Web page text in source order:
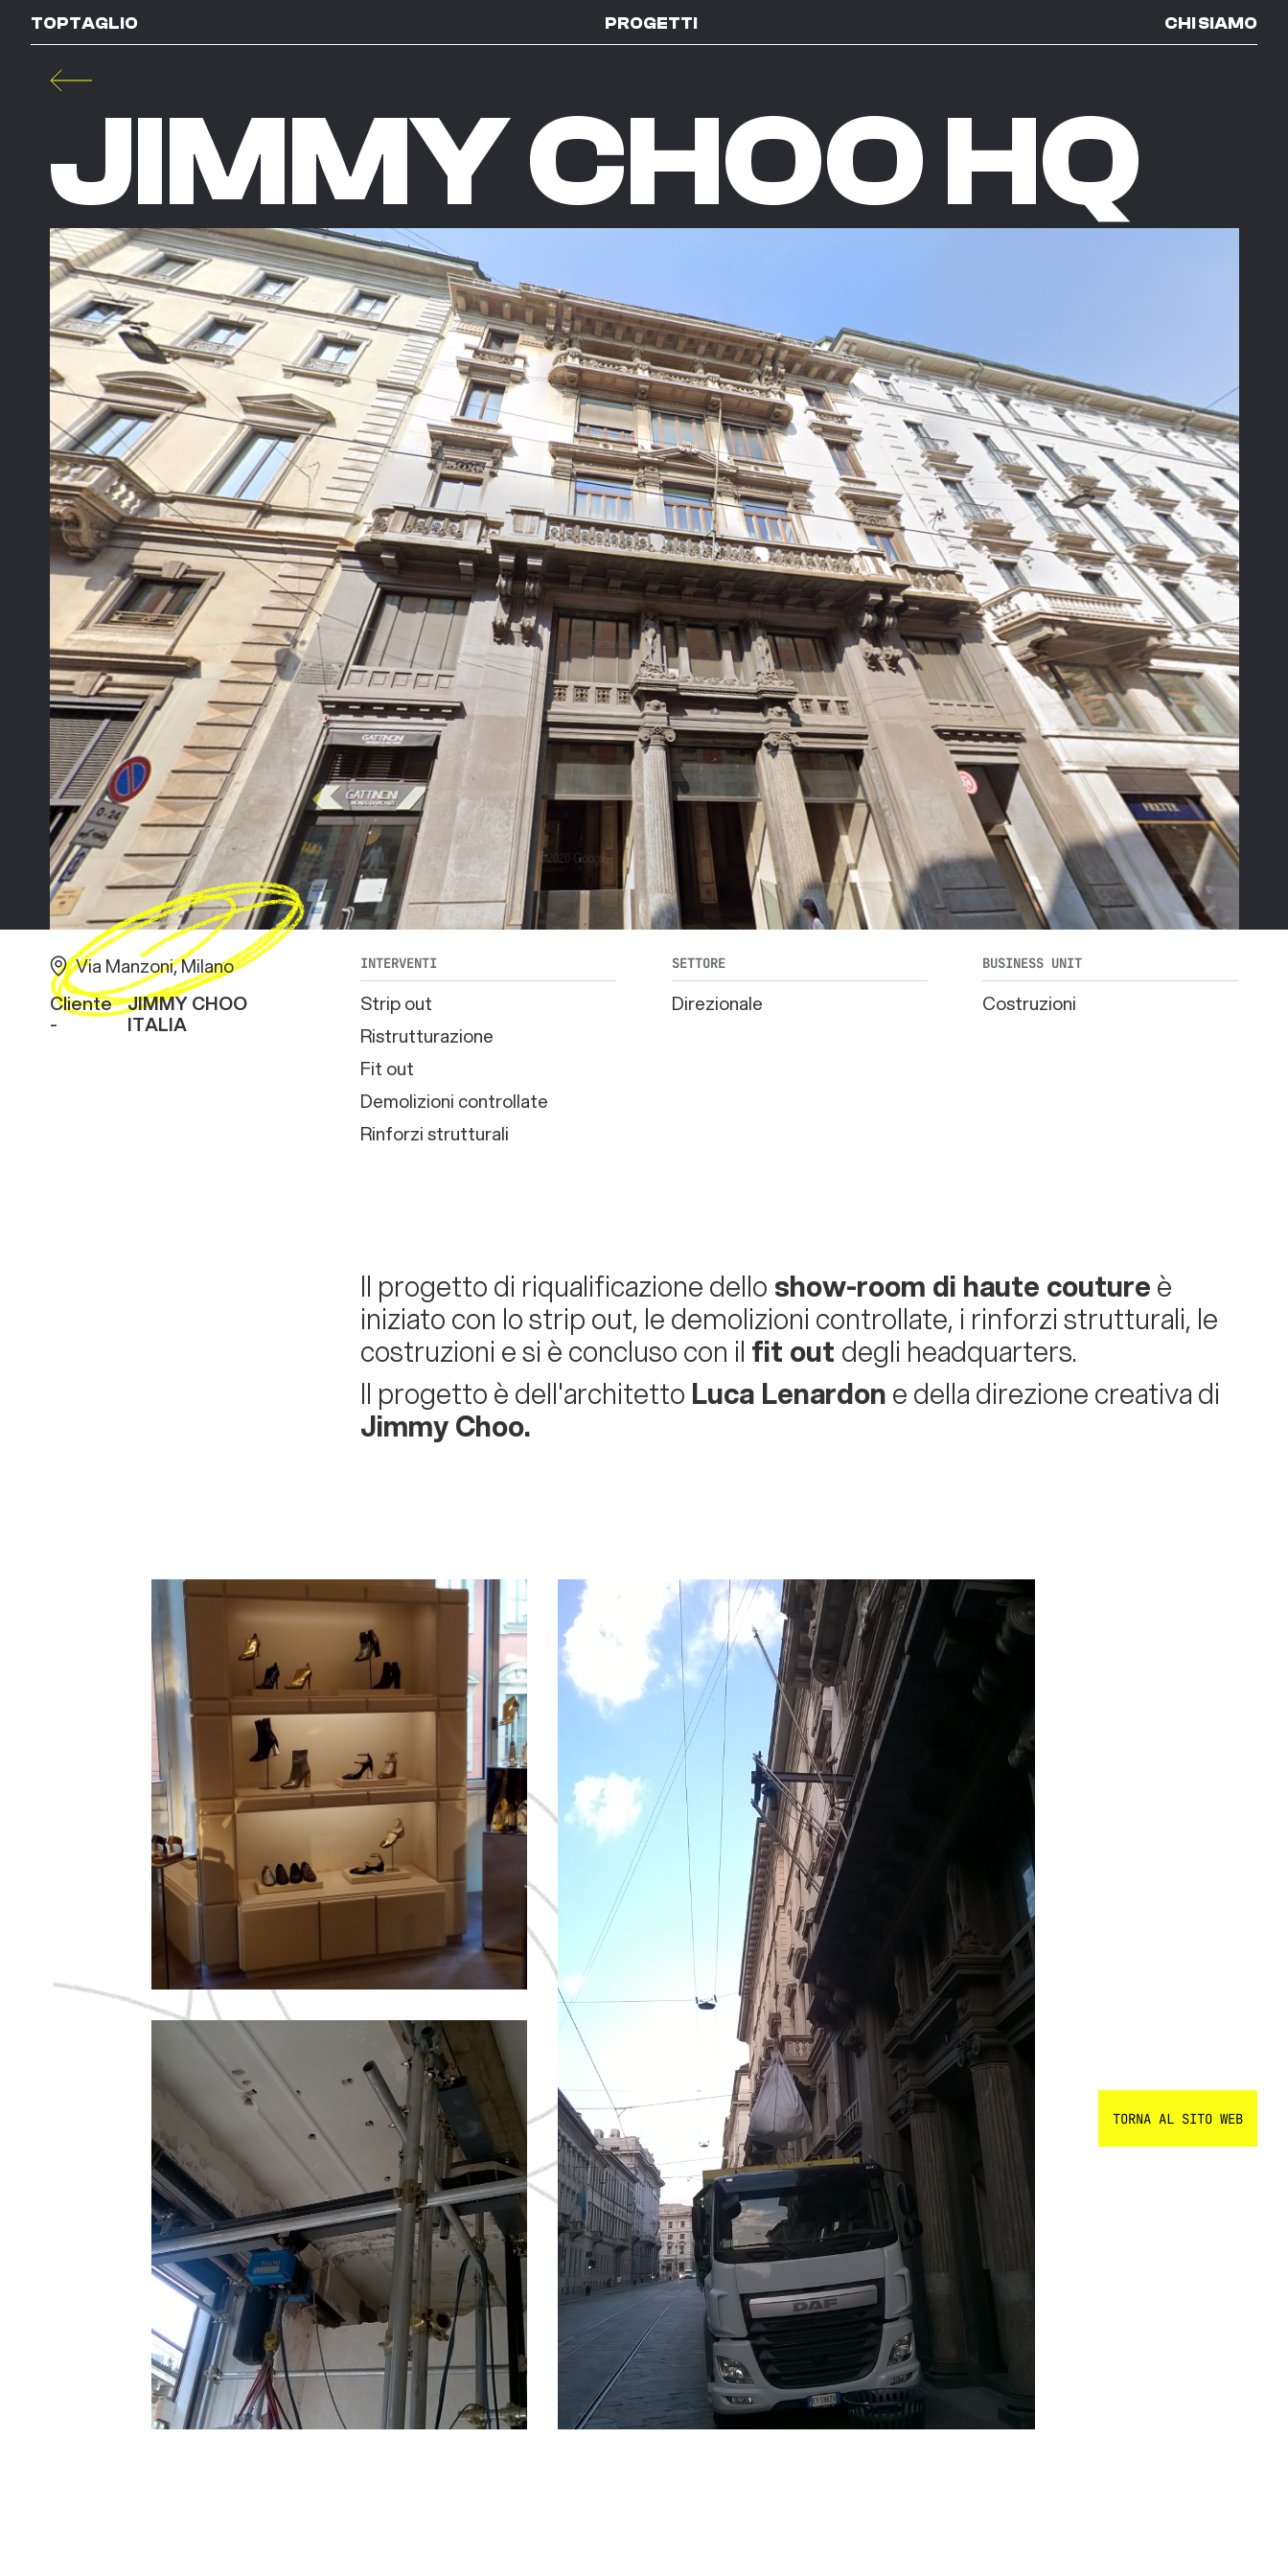
TOPTAGLIO PROGETTI CHI SIAMO
JIMMY CHOO HQ
Via Manzoni, Milano
Cliente
-
JIMMY CHOO
ITALIA
INTERVENTI
Strip out
Ristrutturazione
Fit out
Demolizioni controllate
Rinforzi strutturali
SETTORE
Direzionale
BUSINESS UNIT
Costruzioni
Il progetto di riqualificazione dello show-room di haute coutureè
iniziato con lo strip out, le demolizioni controllate, i rinforzi strutturali, le
costruzioni e si è concluso con il fit out degli headquarters.
Il progetto è dell'architetto Luca Lenardone della direzione creativa di
Jimmy Choo.
TORNA AL SITO WEB